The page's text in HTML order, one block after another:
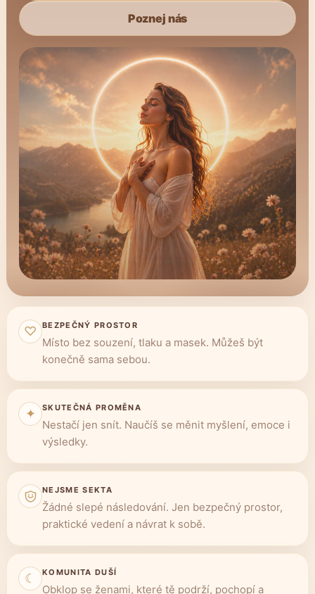
Poznej nás
♡ BEZPEČNÝ PROSTOR
Místo bez souzení, tlaku a masek. Můžeš být
konečně sama sebou.
✦ SKUTEČNÁ PROMĚNA
Nestačí jen snít. Naučíš se měnit myšlení, emoce i
výsledky.
NEJSME SEKTA
Žádné slepé následování. Jen bezpečný prostor,
praktické vedení a návrat k sobě.
☾ KOMUNITA DUŠÍ
Obklop se ženami, které tě podrží, pochopí a